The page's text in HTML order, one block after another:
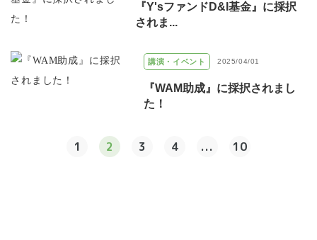
『Y'sファンドD&I基金』に採択
されま...
講演・イベント 2025/04/01
『WAM助成』に採択されまし
た！
1 2 3 4 ... 10